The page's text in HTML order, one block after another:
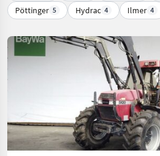
Pöttinger 5 Hydrac 4 Ilmer 4